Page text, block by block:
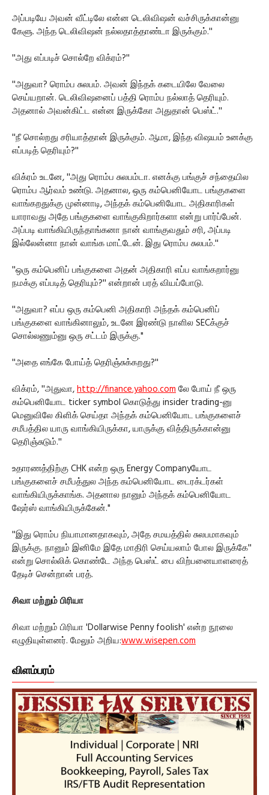
அப்படியே அவன் வீட்டிலே என்ன டெலிவிஷன் வச்சிருக்கான்னு
கேளு. அந்த டெலிவிஷன் நல்லதாத்தாண்டா இருக்கும்.''
''அது எப்படிச் சொல்றே விக்ரம்?''
''அதுவா? ரொம்ப சுலபம். அவன் இந்தக் கடையிலே வேலை
செய்யறான். டெலிவிஷனைப் பத்தி ரொம்ப நல்லாத் தெரியும்.
அதனால் அவன்கிட்ட என்ன இருக்கோ அதுதான் பெஸ்ட்.''
''நீ சொல்றது சரியாத்தான் இருக்கும். ஆமா, இந்த விஷயம் உனக்கு
எப்படித் தெரியும்?''
விக்ரம் உடனே, ''அது ரொம்ப சுலபம்டா. எனக்கு பங்குச் சந்தையில
ரொம்ப ஆர்வம் உண்டு. அதனால, ஒரு கம்பெனியோட பங்குகளை
வாங்கறதுக்கு முன்னாடி, அந்தக் கம்பெனியோட அதிகாரிகள்
யாராவது அதே பங்குகளை வாங்குகிறார்களா என்று பார்ப்பேன்.
அப்படி வாங்கியிருந்தாங்கனா நான் வாங்குவதும் சரி, அப்படி
இல்லேன்னா நான் வாங்க மாட்டேன். இது ரொம்ப சுலபம்.''
''ஒரு கம்பெனிப் பங்குகளை அதன் அதிகாரி எப்ப வாங்கறார்னு
நமக்கு எப்படித் தெரியும்?'' என்றான் பரத் வியப்போடு.
''அதுவா? எப்ப ஒரு கம்பெனி அதிகாரி அந்தக் கம்பெனிப்
பங்குகளை வாங்கினாலும், உடனே இரண்டு நாளில SECக்குச்
சொல்லணும்னு ஒரு சட்டம் இருக்கு."
''அதை எங்கே போய்த் தெரிஞ்சுக்கறது?''
விக்ரம், ''அதுவா,http://finance.yahoo.comலே போய் நீ ஒரு
கம்பெனியோட ticker symbol கொடுத்து insider trading-னு
மெனுவிலே கிளிக் செய்தா அந்தக் கம்பெனியோட பங்குகளைச்
சமீபத்தில யாரு வாங்கியிருக்கா, யாருக்கு வித்திருக்கான்னு
தெரிஞ்சுடும்.''
உதாரணத்திற்கு CHK என்ற ஒரு Energy Companyயோட
பங்குகளைச் சமீபத்துல அந்த கம்பெனியோட டைரக்டர்கள்
வாங்கியிருக்காங்க. அதனால நானும் அந்தக் கம்பெனியோட
ஷேர்ஸ் வாங்கியிருக்கேன்."
''இது ரொம்ப நியாமானதாகவும், அதே சமயத்தில் சுலபமாகவும்
இருக்கு. நானும் இனிமே இதே மாதிரி செய்யலாம் போல இருக்கே''
என்று சொல்லிக் கொண்டே அந்த பெஸ்ட் பை விற்பனையாளரைத்
தேடிச் சென்றான் பரத்.
சிவா மற்றும் பிரியா
சிவா மற்றும் பிரியா 'Dollarwise Penny foolish' என்ற நூலை
எழுதியுள்ளனர். மேலும் அறிய:www.wisepen.com
விளம்பரம்